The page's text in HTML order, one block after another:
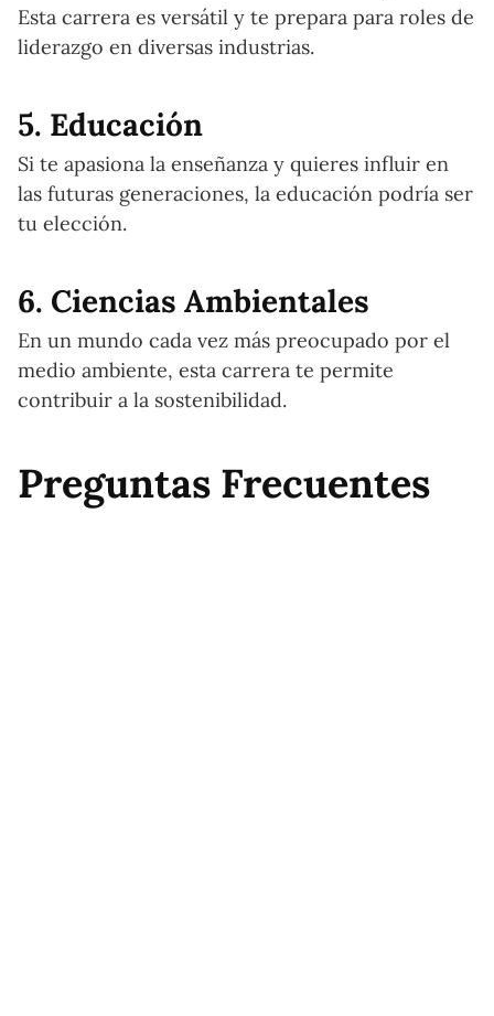
Esta carrera es versátil y te prepara para roles de
liderazgo en diversas industrias.
5. Educación
Si te apasiona la enseñanza y quieres influir en
las futuras generaciones, la educación podría ser
tu elección.
6. Ciencias Ambientales
En un mundo cada vez más preocupado por el
medio ambiente, esta carrera te permite
contribuir a la sostenibilidad.
Preguntas Frecuentes